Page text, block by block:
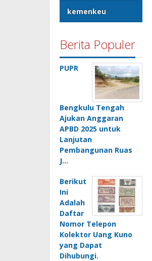
kemenkeu
Berita Populer
PUPR
Bengkulu Tengah
Ajukan Anggaran
APBD 2025 untuk
Lanjutan
Pembangunan Ruas
J…
Berikut
Ini
Adalah
Daftar
Nomor Telepon
Kolektor Uang Kuno
yang Dapat
Dihubungi.